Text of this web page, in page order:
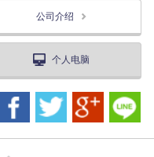
公司介绍
个人电脑